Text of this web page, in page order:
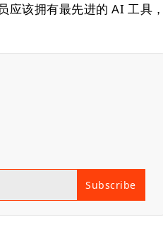
该拥有最先进的 AI 工具，
Subscribe